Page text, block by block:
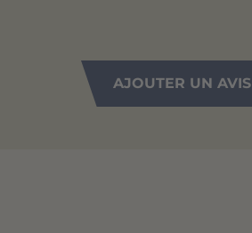
AJOUTER UN AVIS